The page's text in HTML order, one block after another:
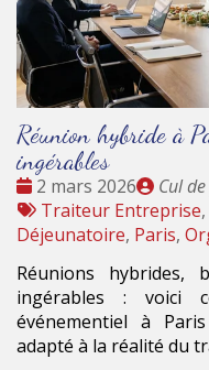
Réunion hybride à
ingérables
Date
:
2 mars 2026
Publié
par
Cul
Tags
:
Traiteur Entreprise,
Déjeunatoire, Paris,
Réunions hybrides,
ingérables : voici
événementiel à
adapté à la réalité du